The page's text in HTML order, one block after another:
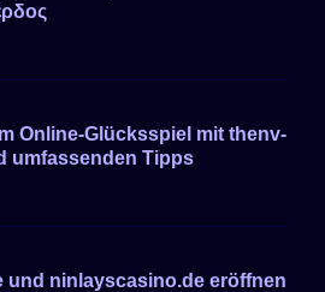
Online-Glücksspiel mit thenv-
umfassenden Tipps
und ninlayscasino.de eröffnen